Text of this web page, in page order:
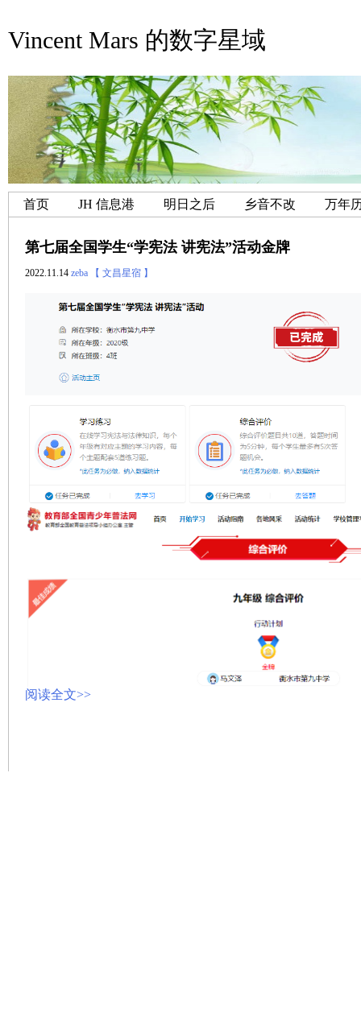
Vincent Mars 的数字星域
首页 JH 信息港 明日之后 乡音不改 万年
第七届全国学生“学宪法 讲宪法”活动金牌
2022.11.14 zeba 【 文昌星宿 】
阅读全文>>